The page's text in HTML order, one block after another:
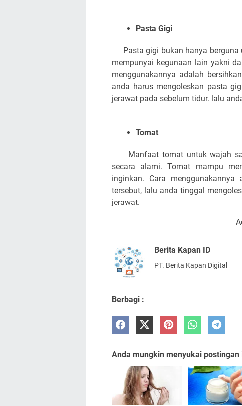
Pasta Gigi
Pasta gigi bukan hanya
mempunyai kegunaan lain yakni
menggunakannya adalah
anda harus mengoleskan pasta
jerawat pada sebelum tidur. lalu
Tomat
Manfaat tomat untuk wajah
secara alami. Tomat mampu
inginkan. Cara
tersebut, lalu anda tinggal
jerawat.
Berita Kapan ID
PT. Berita Kapan Digital
Berbagi :
Anda mungkin menyukai postingan